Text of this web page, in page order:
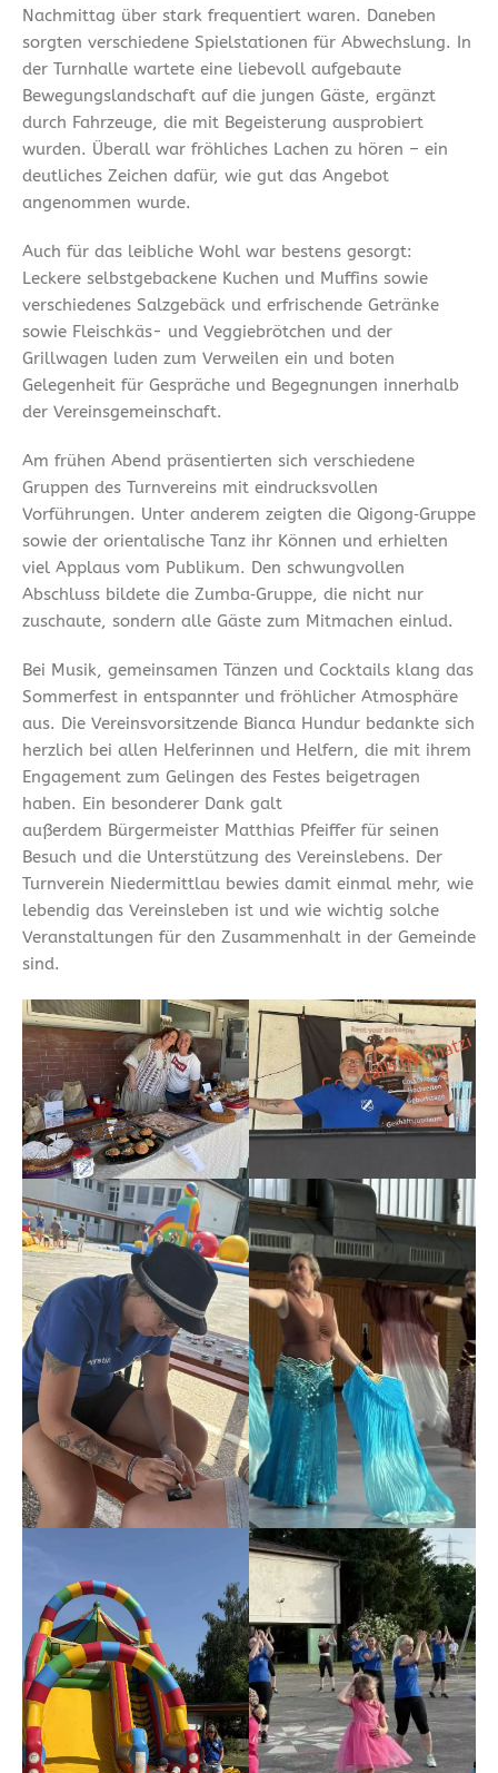
Nachmittag über stark frequentiert waren. Daneben
sorgten verschiedene Spielstationen für Abwechslung. In
der Turnhalle wartete eine liebevoll aufgebaute
Bewegungslandschaft auf die jungen Gäste, ergänzt
durch Fahrzeuge, die mit Begeisterung ausprobiert
wurden. Überall war fröhliches Lachen zu hören – ein
deutliches Zeichen dafür, wie gut das Angebot
angenommen wurde.
Auch für das leibliche Wohl war bestens gesorgt:
Leckere selbstgebackene Kuchen und Muffins sowie
verschiedenes Salzgebäck und erfrischende Getränke
sowie Fleischkäs- und Veggiebrötchen und der
Grillwagen luden zum Verweilen ein und boten
Gelegenheit für Gespräche und Begegnungen innerhalb
der Vereinsgemeinschaft.
Am frühen Abend präsentierten sich verschiedene
Gruppen des Turnvereins mit eindrucksvollen
Vorführungen. Unter anderem zeigten die Qigong‑Gruppe
sowie der orientalische Tanz ihr Können und erhielten
viel Applaus vom Publikum. Den schwungvollen
Abschluss bildete die Zumba‑Gruppe, die nicht nur
zuschaute, sondern alle Gäste zum Mitmachen einlud.
Bei Musik, gemeinsamen Tänzen und Cocktails klang das
Sommerfest in entspannter und fröhlicher Atmosphäre
aus. Die Vereinsvorsitzende Bianca Hundur bedankte sich
herzlich bei allen Helferinnen und Helfern, die mit ihrem
Engagement zum Gelingen des Festes beigetragen
haben. Ein besonderer Dank galt
außerdem Bürgermeister Matthias Pfeiffer für seinen
Besuch und die Unterstützung des Vereinslebens. Der
Turnverein Niedermittlau bewies damit einmal mehr, wie
lebendig das Vereinsleben ist und wie wichtig solche
Veranstaltungen für den Zusammenhalt in der Gemeinde
sind.